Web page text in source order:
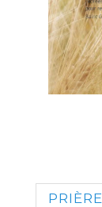
PRIÈRE